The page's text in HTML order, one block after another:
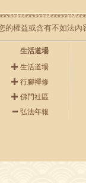
權益或含有不如法內
生活道場
生活道場
行腳禪修
佛門社區
弘法年報